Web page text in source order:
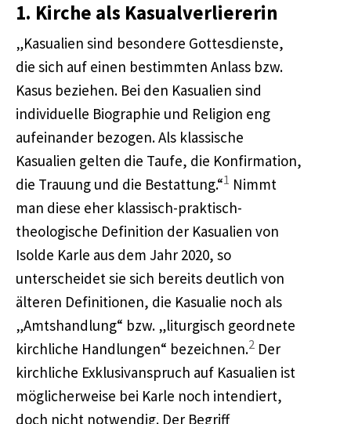
1. Kirche als Kasualverliererin
„Kasualien sind besondere Gottesdienste,
die sich auf einen bestimmten Anlass bzw.
Kasus beziehen. Bei den Kasualien sind
individuelle Biographie und Religion eng
aufeinander bezogen. Als klassische
Kasualien gelten die Taufe, die Konfirmation,
die Trauung und die Bestattung.“1 Nimmt
man diese eher klassisch-praktisch-
theologische Definition der Kasualien von
Isolde Karle aus dem Jahr 2020, so
unterscheidet sie sich bereits deutlich von
älteren Definitionen, die Kasualie noch als
„Amtshandlung“ bzw. „liturgisch geordnete
kirchliche Handlungen“ bezeichnen.2 Der
kirchliche Exklusivanspruch auf Kasualien ist
möglicherweise bei Karle noch intendiert,
doch nicht notwendig. Der Begriff